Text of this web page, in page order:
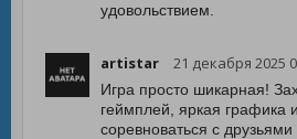
удовольствием.
artistar 21 декабря 2025
Игра просто шикарная!
геймплей, яркая графика
соревноваться с